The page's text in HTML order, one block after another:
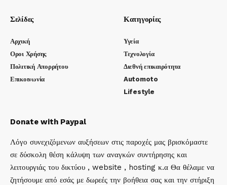
Σελίδες
Αρχική
Οροι Χρήσης
Πολιτική Απορρήτου
Επικοινωνία
Κατηγορίες
Υγεία
Τεχνολογία
Διεθνή επικαιρότητα
Automoto
Lifestyle
Donate with Paypal
Λόγο συνεχιζόμενων αυξήσεων στις παροχές μας βρισκόμαστε
σε δύσκολη θέση κάλυψη των αναγκών συντήρησης και
λειτουργιάς του δικτύου , website , hosting κ.α Θα θέλαμε να
ζητήσουμε από εσάς με δωρεές την βοήθεια σας και την στήριξη